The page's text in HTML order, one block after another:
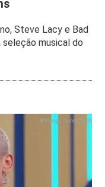
Steve Lacy e Bad
musical do